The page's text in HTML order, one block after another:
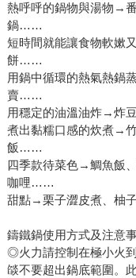
熱呼呼的鍋物與湯物→
鍋……
短時間就能讓食物軟嫰
餅……
用鍋中循環的熱氣熱鍋
賣……
用穩定的油溫油炸→炸
煮出黏糯口感的炊煮→
飯……
四季款待菜色→鯛魚飯
咖哩……
甜點→栗子澀皮煮、柚
鑄鐵鍋使用方式及注意
◎火力請控制在極小火
燄不要超出鍋底範圍。